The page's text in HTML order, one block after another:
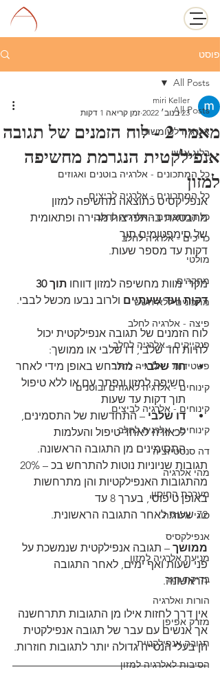
פוסט
All Posts
אלרגיה לשומשום
בלוג אישי
כל המתכונים - אלרגיה בוטנים ואגוזים
כל המתכונים - אלרגיה לביצים
כל המתכונים - אלרגיה לחלב
כריכים - אלרגיה לחלב
מולטי
מחקרים
מתכונים ללא חשש
פיצה - אלרגיה לחלב
פנקייקים - אלרגיה לחלב
פשטידות - אלרגיה לחלב
קינוחים - אלרגיה לאגוזים ובוטנים
קינוחים - אלרגיה לביצים
קינוחים - אלרגיה לחלב
דה סנסטיזציה
מהי אלרגיה
מערכת החיסון
סוגי אלרגיה
אנפילקסיס
מניעת אלרגיה למזון
בדיקת תגר
הורות ואלרגיה
מזרק אפיפן
תגובה אנפילקטית
הסיבות לאלרגיה למזון
All Posts
מאמר 2 - לוח הזמנים של תגובה
אנפילקטית הנגרמת מחשיפה
למזון
miri Keller
23 בנוב׳ 2022
זמן קריאה 1 דקות
אנפליקסיס כתוצאה מחשיפה למזון
מתבטאת בהתפרצות מהירה ופתאומית
של סימפטומים תוך
דקות עד מספר שעות.
מקרי מוות מחשיפה למזון דווחו
דקות ועד שעתיים ולרוב נבעו מכשל לבבי.
לוח הזמנים של תגובה אנפילקטית יכול
להיות חד שלבי, דו שלבי או ממושך:
חד שלבי – מתרחש באופן מידי לאחר
חשיפה למזון ונפתר עם או ללא טיפול
תוך דקות עד שעות
דו שלבי – התחדשות של התסמינים,
לכאורה לאחר טיפול והעלמות
התסימינים מן התגובה הראשונה.
מהתגובות האנפילקטיות והן מתרחשות
באופן טיפוסי, בערך 8 עד
72 שעות לאחר התגובה הראשונית.
ממושך – תגובה אנפילקטית שנמשכת על
פני שעות ואף ימים, לאחר התגובה
הראשונה.
אין דרך לחזות אילו מן התגובות תתרחשנה
אך אנשים עם עבר של תגובה אנפילקטית
הן בעלי הנטייה גדולה יותר לתגובות חוזרות.